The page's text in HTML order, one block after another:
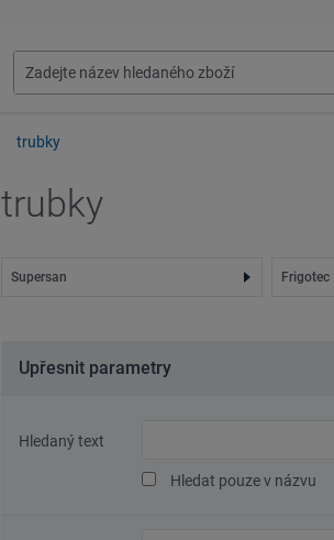
trubky
trubky
Supersan Frigotec
Upřesnit parametry
Hledaný text
Hledat pouze v názvu